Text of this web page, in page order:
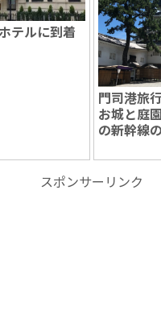
テルに到着
門司港旅
お城と庭
の新幹線
スポンサーリンク